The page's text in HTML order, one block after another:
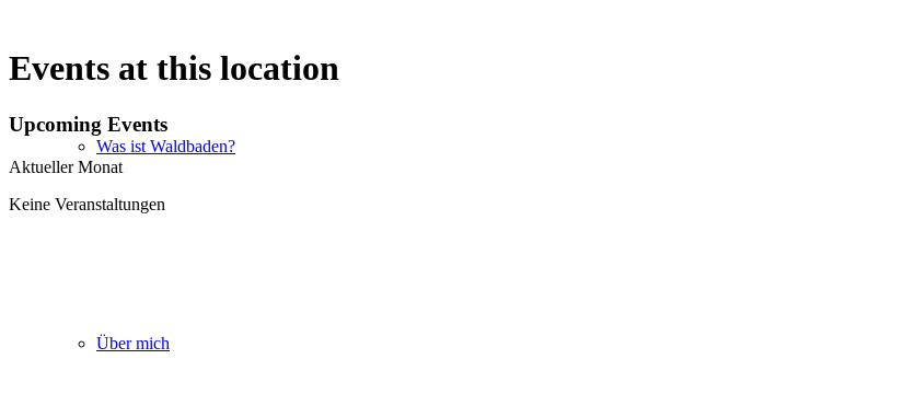
Was ist Waldbaden?
Über mich
Events at this location
Upcoming Events
Aktueller Monat
Keine Veranstaltungen